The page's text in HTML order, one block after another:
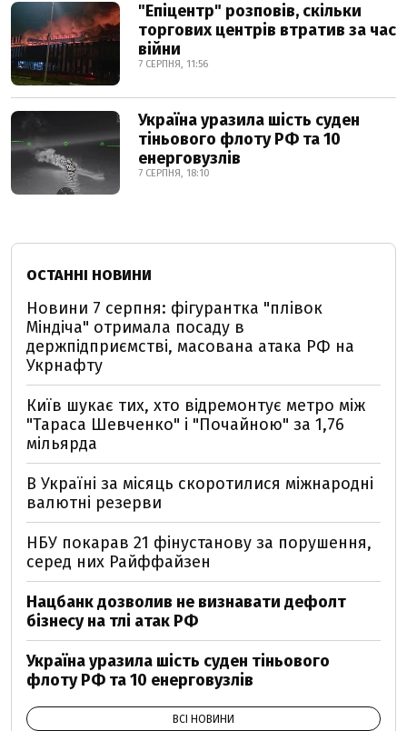
"Епіцентр" розповів, скільки
торгових центрів втратив за час
війни
7 СЕРПНЯ, 11:56
Україна уразила шість суден
тіньового флоту РФ та 10
енерговузлів
7 СЕРПНЯ, 18:10
ОСТАННІ НОВИНИ
Новини 7 серпня: фігурантка "плівок
Міндіча" отримала посаду в
держпідприємстві, масована атака РФ на
Укрнафту
Київ шукає тих, хто відремонтує метро між
"Тараса Шевченко" і "Почайною" за 1,76
мільярда
В Україні за місяць скоротилися міжнародні
валютні резерви
НБУ покарав 21 фінустанову за порушення,
серед них Райффайзен
Нацбанк дозволив не визнавати дефолт
бізнесу на тлі атак РФ
Україна уразила шість суден тіньового
флоту РФ та 10 енерговузлів
ВСІ НОВИНИ